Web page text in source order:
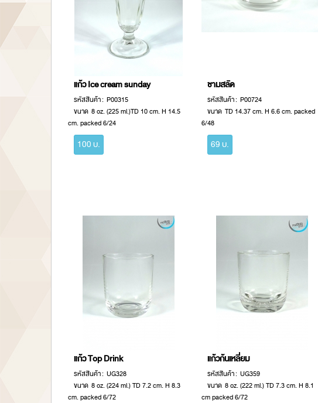
แก้ว Ice cream sunday
รหัสสินค้า : P00315
ขนาด 8 oz. (225 ml.)TD 10 cm. H 14.5
cm. packed 6/24
100 บ.
ชามสลัด
รหัสสินค้า : P00724
ขนาด TD 14.37 cm. H 6.6 cm. packed
6/48
69 บ.
แก้ว Top Drink
รหัสสินค้า : UG328
ขนาด 8 oz. (224 ml.) TD 7.2 cm. H 8.3
cm. packed 6/72
แก้วก้นเหลี่ยม
รหัสสินค้า : UG359
ขนาด 8 oz. (222 ml.) TD 7.3 cm. H 8.1
cm packed 6/72